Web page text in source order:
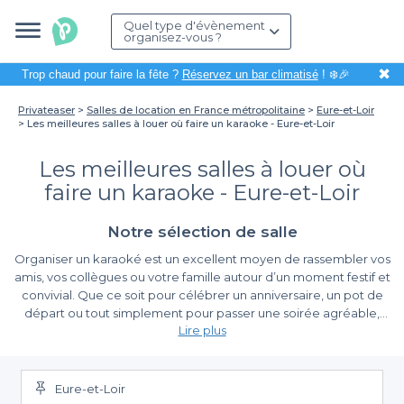
Quel type d'évènement
organisez-vous ?
Trop chaud pour faire la fête ? Réservez un bar climatisé! ❄️🎉 ✖
Privateaser Salles de location en France métropolitaine
Eure-et-Loir
Les meilleures salles à louer où faire un karaoke - Eure-et-Loir
Les meilleures salles à louer où
faire un karaoke - Eure-et-Loir
Notre sélection de salle
Organiser un karaoké est un excellent moyen de rassembler vos
amis, vos collègues ou votre famille autour d’un moment festif et
convivial. Que ce soit pour célébrer un anniversaire, un pot de
départ ou tout simplement pour passer une soirée agréable,
trouver la salle idéale pour accueillir cet événement peut
avons répertorié pour vous les meilleures salles à louer
spécialement adaptées pour un karaoké.
La facilité d'utilisation de Privateaser
Avec Privateaser, la planification de votre karaoké devient un
Lire plus
Eure-et-Loir